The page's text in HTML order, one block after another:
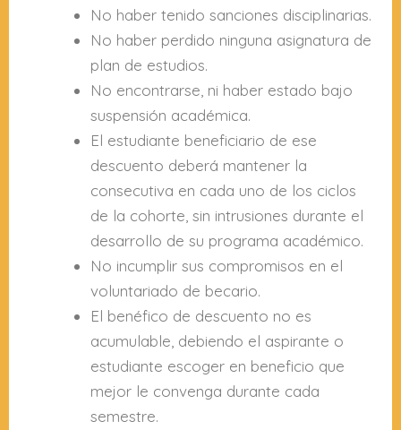
No haber tenido sanciones disciplinarias.
No haber perdido ninguna asignatura de
plan de estudios.
No encontrarse, ni haber estado bajo
suspensión académica.
El estudiante beneficiario de ese
descuento deberá mantener la
consecutiva en cada uno de los ciclos
de la cohorte, sin intrusiones durante el
desarrollo de su programa académico.
No incumplir sus compromisos en el
voluntariado de becario.
El benéfico de descuento no es
acumulable, debiendo el aspirante o
estudiante escoger en beneficio que
mejor le convenga durante cada
semestre.